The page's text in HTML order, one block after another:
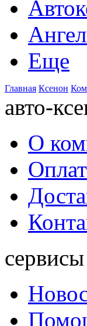
Еще
Главная Ксенон
авто-
О
сервисы